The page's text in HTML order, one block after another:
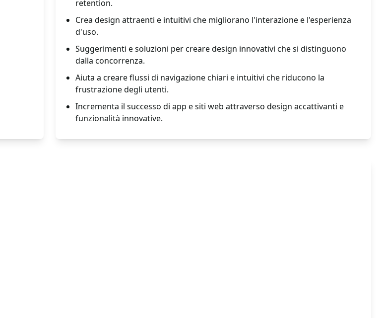
retention.
Crea design attraenti e intuitivi che migliorano l'interazione e l'esperienza
d'uso.
Suggerimenti e soluzioni per creare design innovativi che si distinguono
dalla concorrenza.
Aiuta a creare flussi di navigazione chiari e intuitivi che riducono la
frustrazione degli utenti.
Incrementa il successo di app e siti web attraverso design accattivanti e
funzionalità innovative.